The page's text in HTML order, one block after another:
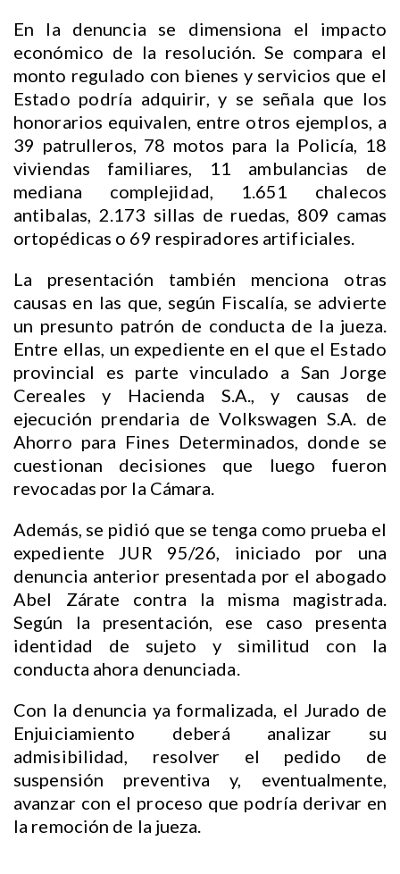
En la denuncia se dimensiona el impacto
económico de la resolución. Se compara el
monto regulado con bienes y servicios que el
Estado podría adquirir, y se señala que los
honorarios equivalen, entre otros ejemplos, a
39 patrulleros, 78 motos para la Policía, 18
viviendas familiares, 11 ambulancias de
mediana complejidad, 1.651 chalecos
antibalas, 2.173 sillas de ruedas, 809 camas
ortopédicas o 69 respiradores artificiales.
La presentación también menciona otras
causas en las que, según Fiscalía, se advierte
un presunto patrón de conducta de la jueza.
Entre ellas, un expediente en el que el Estado
provincial es parte vinculado a San Jorge
Cereales y Hacienda S.A., y causas de
ejecución prendaria de Volkswagen S.A. de
Ahorro para Fines Determinados, donde se
cuestionan decisiones que luego fueron
revocadas por la Cámara.
Además, se pidió que se tenga como prueba el
expediente JUR 95/26, iniciado por una
denuncia anterior presentada por el abogado
Abel Zárate contra la misma magistrada.
Según la presentación, ese caso presenta
identidad de sujeto y similitud con la
conducta ahora denunciada.
Con la denuncia ya formalizada, el Jurado de
Enjuiciamiento deberá analizar su
admisibilidad, resolver el pedido de
suspensión preventiva y, eventualmente,
avanzar con el proceso que podría derivar en
la remoción de la jueza.